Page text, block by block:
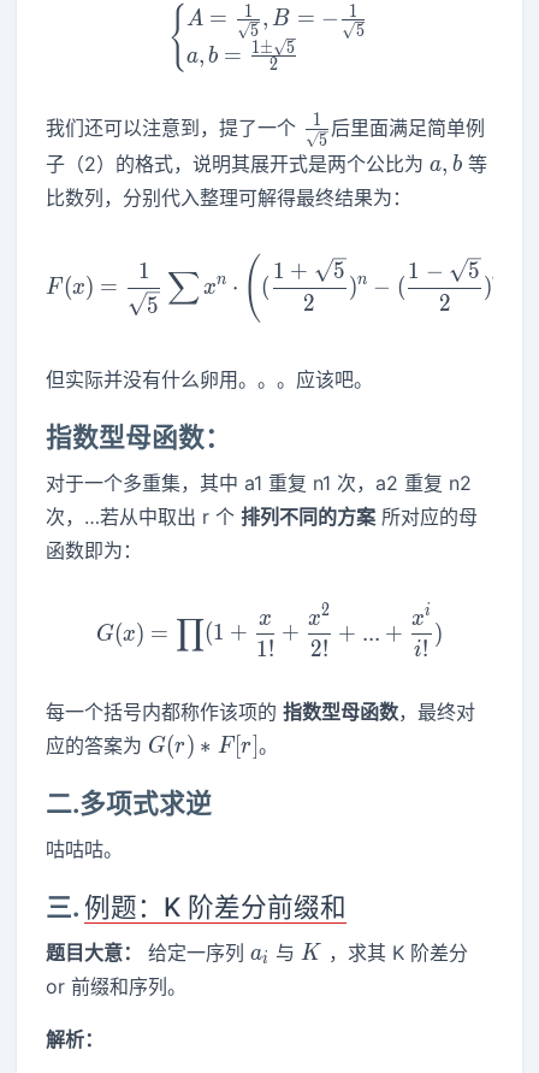
{1-x-x^2}
{ A = 5
1 , B = − 5
1
a, b = 2
1± 5
我们还可以注意到，提了一个 \frac{1}
{\sqrt5}
5
1
后里面满足简单例
子（2）的格式，说明其展开式是两个公比为a,b
a, b等
比数列，分别代入整理可解得最终结果为：
F(x)=\frac{1}{\sqrt5}
F (x) =
5
1 ∑xn ⋅ ( (
2
1 + 5
)n − (
2
1 − 5
)n
但实际并没有什么卵用。。。应该吧。
指数型母函数：
对于一个多重集，其中 a1 重复 n1 次，a2 重复 n2
次，…若从中取出 r 个排列不同的方案 所对应的母
函数即为：
G(x)=\prod
G(x) = ∏(1 +
1!
x
+
2!
x2
+ ... +
i!
xi
)
每一个括号内都称作该项的指数型母函数，最终对
应的答案为 G(r)*F[r]
G(r) ∗ F[r 。
二.多项式求逆
咕咕咕。
三.例题：K 阶差分前缀和
题目大意： 给定一序列a_i
ai 与 K
K
，求其 K 阶差分
or 前缀和序列。
解析：